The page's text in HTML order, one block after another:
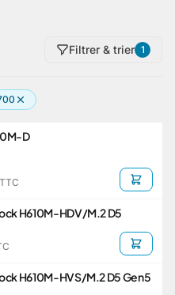
Filtrer & trier 1
D
TTC
H610M-HDV/M.2 D5
H610M-HVS/M.2 D5 Gen5